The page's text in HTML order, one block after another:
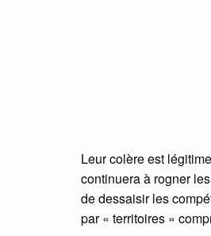
Leur colère est
continuera à rogner
de dessaisir les
par « territoires »